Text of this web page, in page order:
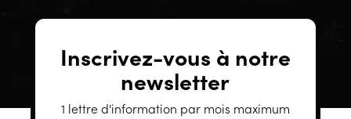
Inscrivez-vous à notre
newsletter
1 lettre d'information par mois maximum